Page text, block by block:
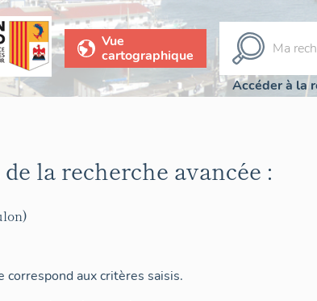
Vue
cartographique
Accéder à la
la recherche avancée :
correspond aux critères saisis.